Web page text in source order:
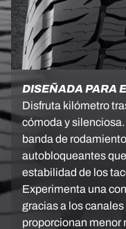
DISEÑADA PARA
Disfruta kilómetro
cómoda y
banda de
autobloqueantes
estabilidad de los
Experimenta una
gracias a los
proporcionan menor